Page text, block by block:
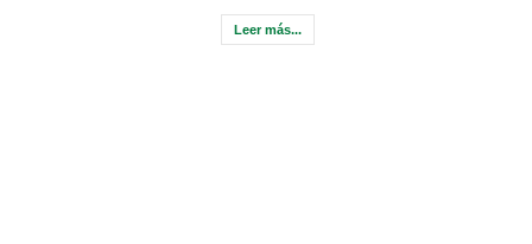
Leer más...